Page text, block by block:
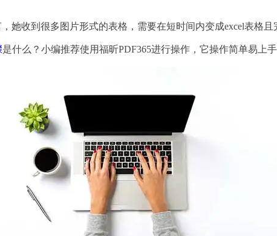
收到很多图片形式的表格，需要在短时间内变成excel表格且
是什么？小编推荐使用福昕PDF365进行操作，它操作简单易上